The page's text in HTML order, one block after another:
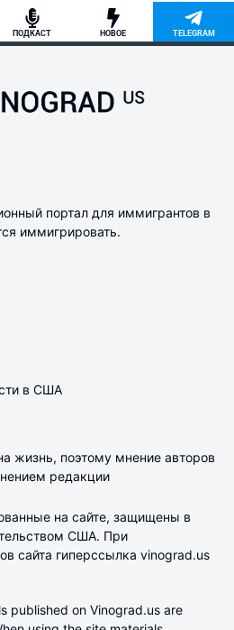
ПОДКАСТ НОВОЕ TELEGRAM
портал для иммигрантов в
иммигрировать.
в США
жизнь, поэтому мнение авторов
редакции
на сайте, защищены в
США. При
сайта гиперссылка vinograd.us
published on Vinograd.us are